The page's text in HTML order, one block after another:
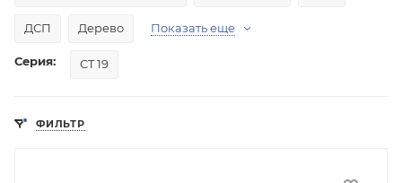
ДСП Дерево Показать еще
Серия: CT 19
ФИЛЬТР